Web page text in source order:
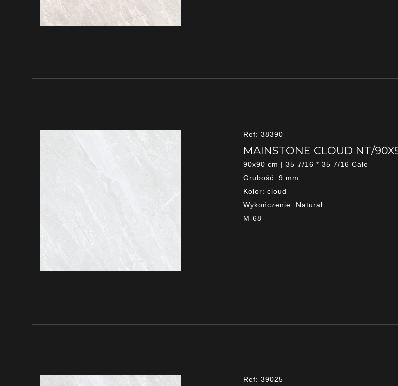
Ref: 38390
MAINSTONE CLOUD NT/
90x90 cm | 35 7/16 * 35 7/16 Cale
Grubość: 9 mm
Kolor: cloud
Wykończenie: Natural
M-68
Ref: 39025